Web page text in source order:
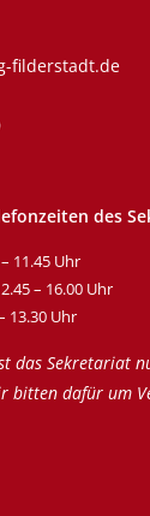
filderstadt.de
des
11.45 Uhr
– 16.00 Uhr
13.30 Uhr
das Sekretariat
bitten dafür um